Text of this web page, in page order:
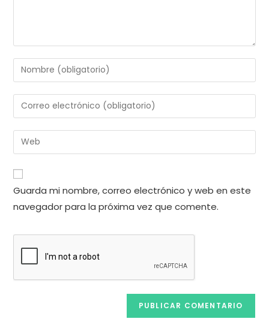
Introduce
tu
nombre
de
usuario
para
comentar
Introduce
tu
dirección
de
electrónico
para
comentar
Introduce
la
URL
de
tu
web
Guarda mi nombre, correo electrónico y web en este
navegador para la próxima vez que comente.